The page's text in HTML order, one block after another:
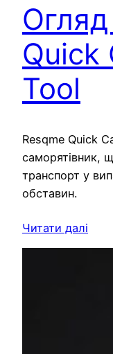
Quick
Tool
Resqme Quick
саморятівник,
транспорт у
обставин.
Читати далі